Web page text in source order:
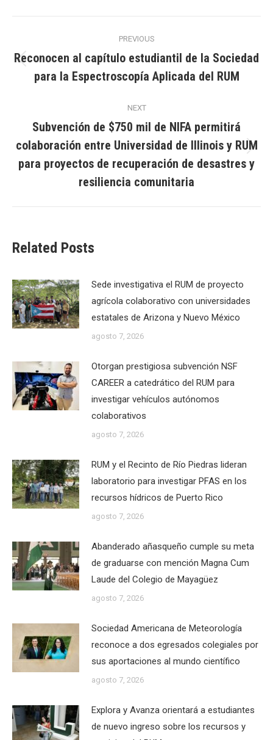
navigation
PREVIOUS
post:
Reconocen al capítulo estudiantil de la Sociedad
para la Espectroscopía Aplicada del RUM
NEXT
post:
Subvención de $750 mil de NIFA permitirá
colaboración entre Universidad de Illinois y RUM
para proyectos de recuperación de desastres y
resiliencia comunitaria
Related Posts
Sede investigativa el RUM de proyecto
agrícola colaborativo con universidades
estatales de Arizona y Nuevo México
agosto 7, 2026
Otorgan prestigiosa subvención NSF
CAREER a catedrático del RUM para
investigar vehículos autónomos
colaborativos
agosto 7, 2026
RUM y el Recinto de Río Piedras lideran
laboratorio para investigar PFAS en los
recursos hídricos de Puerto Rico
agosto 7, 2026
Abanderado añasqueño cumple su meta
de graduarse con mención Magna Cum
Laude del Colegio de Mayagüez
agosto 7, 2026
Sociedad Americana de Meteorología
reconoce a dos egresados colegiales por
sus aportaciones al mundo científico
agosto 7, 2026
Explora y Avanza orientará a estudiantes
de nuevo ingreso sobre los recursos y